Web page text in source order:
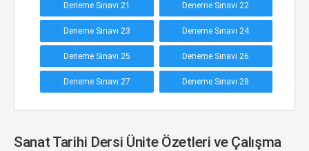
Deneme Sınavı 21 Deneme Sınavı 22
Deneme Sınavı 23 Deneme Sınavı 24
Deneme Sınavı 25 Deneme Sınavı 26
Deneme Sınavı 27 Deneme Sınavı 28
Sanat Tarihi Dersi Ünite Özetleri ve Çalışma